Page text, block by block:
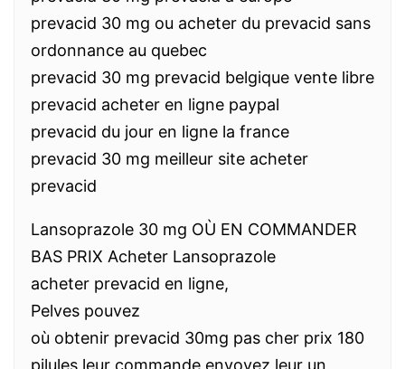
prevacid 30 mg ou acheter du prevacid sans
ordonnance au quebec
prevacid 30 mg prevacid belgique vente libre
prevacid acheter en ligne paypal
prevacid du jour en ligne la france
prevacid 30 mg meilleur site acheter
prevacid
Lansoprazole 30 mg OÙ EN COMMANDER
BAS PRIX Acheter Lansoprazole
acheter prevacid en ligne,
Pelves pouvez
où obtenir prevacid 30mg pas cher prix 180
pilules leur commande envoyez leur un